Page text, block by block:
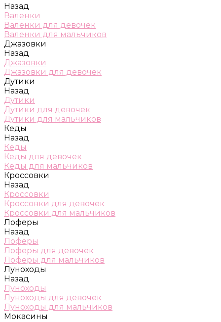
Назад
Валенки
Валенки для девочек
Валенки для мальчиков
Джазовки
Назад
Джазовки
Джазовки для девочек
Дутики
Назад
Дутики
Дутики для девочек
Дутики для мальчиков
Кеды
Назад
Кеды
Кеды для девочек
Кеды для мальчиков
Кроссовки
Назад
Кроссовки
Кроссовки для девочек
Кроссовки для мальчиков
Лоферы
Назад
Лоферы
Лоферы для девочек
Лоферы для мальчиков
Луноходы
Назад
Луноходы
Луноходы для девочек
Луноходы для мальчиков
Мокасины